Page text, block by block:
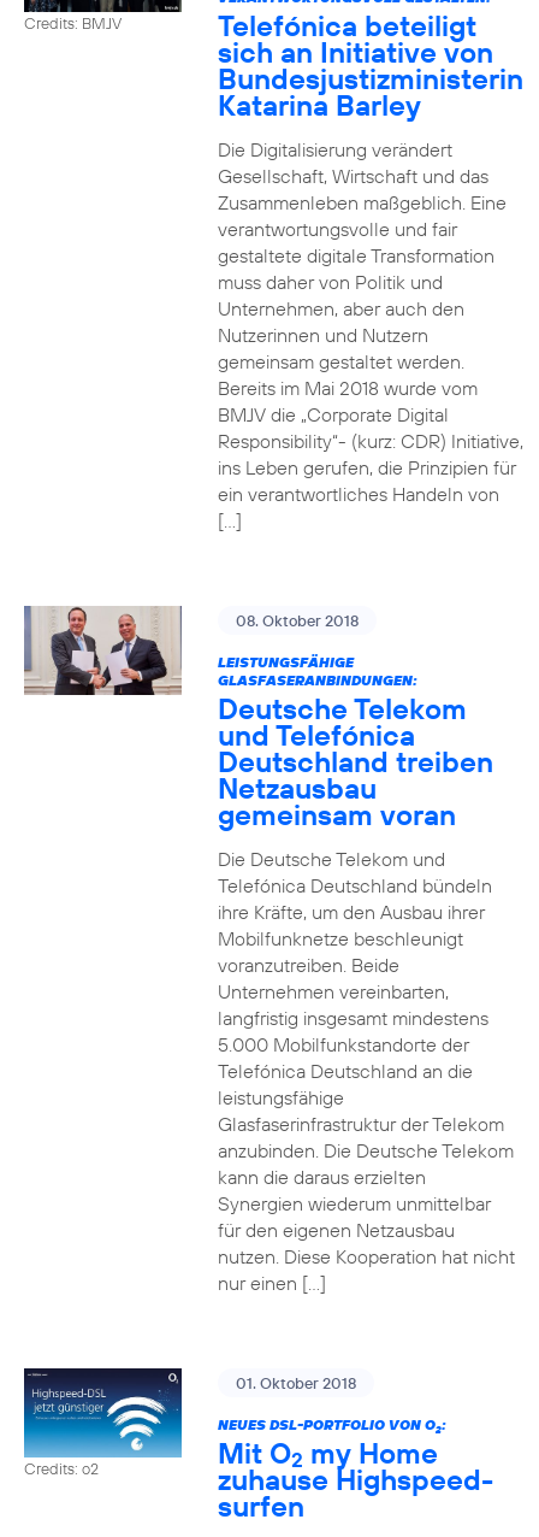
Credits: BMJV Telefónica beteiligt
sich an Initiative von
Bundesjustizministerin
Katarina Barley
Die Digitalisierung verändert
Gesellschaft, Wirtschaft und das
Zusammenleben maßgeblich. Eine
verantwortungsvolle und fair
gestaltete digitale Transformation
muss daher von Politik und
Unternehmen, aber auch den
Nutzerinnen und Nutzern
gemeinsam gestaltet werden.
Bereits im Mai 2018 wurde vom
BMJV die „Corporate Digital
Responsibility“- (kurz: CDR) Initiative,
ins Leben gerufen, die Prinzipien für
ein verantwortliches Handeln von
[…]
08. Oktober 2018
LEISTUNGSFÄHIGE
GLASFASERANBINDUNGEN:
Deutsche Telekom
und Telefónica
Deutschland treiben
Netzausbau
gemeinsam voran
Die Deutsche Telekom und
Telefónica Deutschland bündeln
ihre Kräfte, um den Ausbau ihrer
Mobilfunknetze beschleunigt
voranzutreiben. Beide
Unternehmen vereinbarten,
langfristig insgesamt mindestens
5.000 Mobilfunkstandorte der
Telefónica Deutschland an die
leistungsfähige
Glasfaserinfrastruktur der Telekom
anzubinden. Die Deutsche Telekom
kann die daraus erzielten
Synergien wiederum unmittelbar
für den eigenen Netzausbau
nutzen. Diese Kooperation hat nicht
nur einen […]
Credits: o2
01. Oktober 2018
NEUES DSL-PORTFOLIO VON O2:
Mit O2 my Home
zuhause Highspeed-
surfen